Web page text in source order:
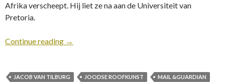
Afrika verscheept. Hij liet ze na aan de Universiteit van
Pretoria.
Continue reading →
JACOB VAN TILBURG JOODSE ROOFKUNST
MAIL &GUARDIAN